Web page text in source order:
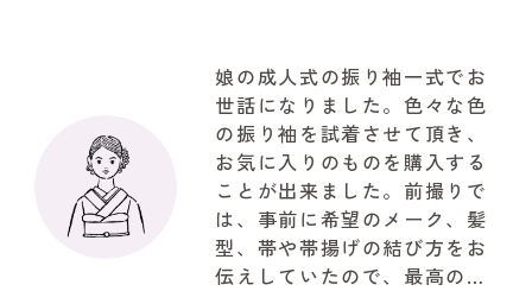
娘の成人式の振り袖一式でお
世話になりました。色々な色
の振り袖を試着させて頂き、
お気に入りのものを購入する
ことが出来ました。前撮りで
は、事前に希望のメーク、髪
型、帯や帯揚げの結び方をお
伝えしていたので、最高の仕